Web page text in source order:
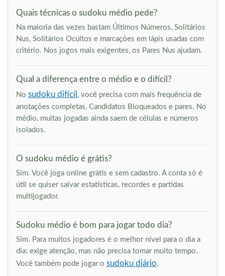
Quais técnicas o sudoku médio pede?
Na maioria das vezes bastam Últimos Números, Solitários
Nus, Solitários Ocultos e marcações em lápis usadas com
critério. Nos jogos mais exigentes, os Pares Nus ajudam.
Qual a diferença entre o médio e o difícil?
No sudoku difícil , você precisa com mais frequência de
anotações completas, Candidatos Bloqueados e pares. No
médio, muitas jogadas ainda saem de células e números
isolados.
O sudoku médio é grátis?
Sim. Você joga online grátis e sem cadastro. A conta só é
útil se quiser salvar estatísticas, recordes e partidas
multijogador.
Sudoku médio é bom para jogar todo dia?
Sim. Para muitos jogadores é o melhor nível para o dia a
dia: exige atenção, mas não precisa tomar muito tempo.
Você também pode jogar o sudoku diário.